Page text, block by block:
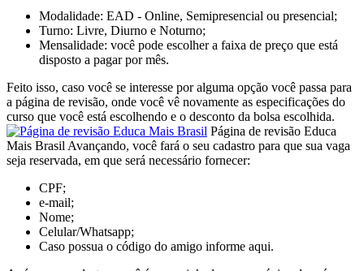
Modalidade: EAD - Online, Semipresencial ou presencial;
Turno: Livre, Diurno e Noturno;
Mensalidade: você pode escolher a faixa de preço que está
disposto a pagar por mês.
Feito isso, caso você se interesse por alguma opção você passa para
a página de revisão, onde você vê novamente as especificações do
curso que você está escolhendo e o desconto da bolsa escolhida.
Página de revisão Educa
Mais Brasil Avançando, você fará o seu cadastro para que sua vaga
seja reservada, em que será necessário fornecer:
CPF;
e-mail;
Nome;
Celular/Whatsapp;
Caso possua o código do amigo informe aqui.